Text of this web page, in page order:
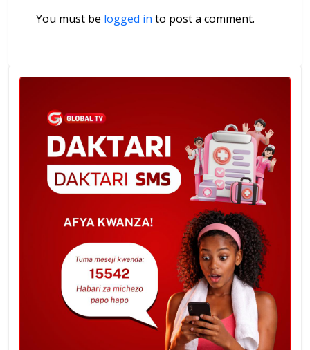
You must be logged in to post a comment.